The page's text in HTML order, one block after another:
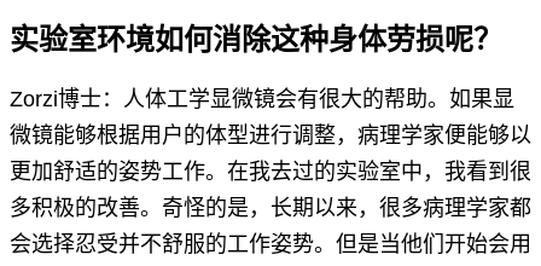
实验室环境如何消除这种身体劳损呢？
Zorzi博士：人体工学显微镜会有很大的帮助。如果显
微镜能够根据用户的体型进行调整，病理学家便能够以
更加舒适的姿势工作。在我去过的实验室中，我看到很
多积极的改善。奇怪的是，长期以来，很多病理学家都
会选择忍受并不舒服的工作姿势。但是当他们开始会用